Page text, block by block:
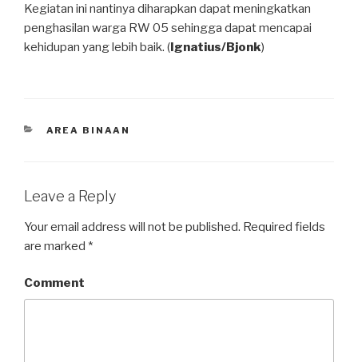
Kegiatan ini nantinya diharapkan dapat meningkatkan
penghasilan warga RW 05 sehingga dapat mencapai
kehidupan yang lebih baik. (Ignatius/Bjonk)
CATEGORIES
AREA BINAAN
Leave a Reply
Your email address will not be published. Required fields
are marked *
Comment